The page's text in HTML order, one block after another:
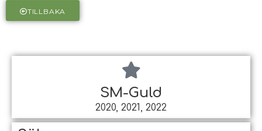
TILLBAKA
SM-Guld
2020, 2021, 2022